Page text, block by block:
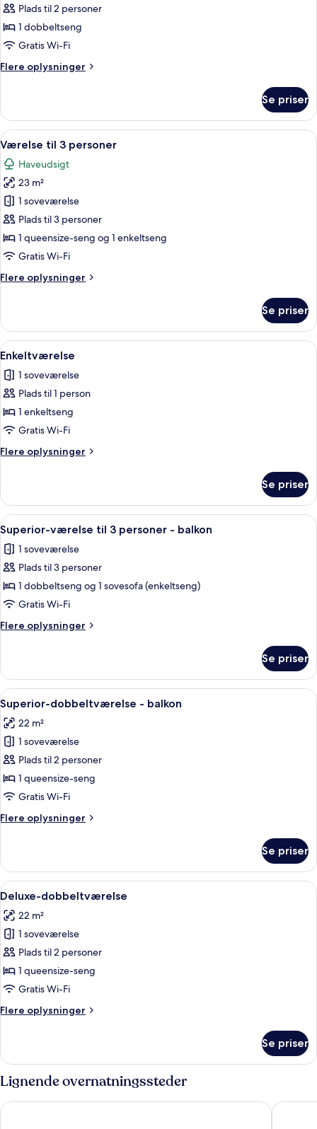
Plads til 2 personer
1 dobbeltseng
Gratis Wi-Fi
Flere oplysninger
Flere
Se priser
Indlæs
alle
billeder
af
Værelse
til
3
personer
Et hotelværelse med to senge, et
6
Værelse til 3 personer
Haveudsigt
23 m²
1 soveværelse
Plads til 3 personer
1 queensize-seng og 1 enkeltseng
Gratis Wi-Fi
Flere oplysninger
Flere
til
personer
Se priser
Indlæs
alle
billeder
af
Enkeltværelse
Et soveværelse med seng,
4
Enkeltværelse
1 soveværelse
Plads til 1 person
1 enkeltseng
Gratis Wi-Fi
Flere oplysninger
Flere
Se priser
Indlæs
alle
billeder
af
Superior-
værelse
til
3
-
balkon
Et hotelværelse med to senge, et
4
Superior-værelse til 3 personer - balkon
1 soveværelse
Plads til 3 personer
1 dobbeltseng og 1 sovesofa (enkeltseng)
Gratis Wi-Fi
Flere oplysninger
Flere
værelse
til
3
personer
balkon
Se priser
Indlæs
alle
billeder
af
Superior-
dobbeltværelse
-
Superior-dobbeltværelse - balkon |
5
Superior-dobbeltværelse - balkon
22 m²
1 soveværelse
Plads til 2 personer
1 queensize-seng
Gratis Wi-Fi
Flere oplysninger
Flere
dobbeltværelse
balkon
Se priser
Indlæs
alle
billeder
af
Deluxe-
dobbeltværelse
Et hotelværelse med seng,
4
Deluxe-dobbeltværelse
22 m²
1 soveværelse
Plads til 2 personer
1 queensize-seng
Gratis Wi-Fi
Flere oplysninger
Flere
dobbeltværelse
Se priser
Lignende overnatningssteder
Hotel Terminal Hotel